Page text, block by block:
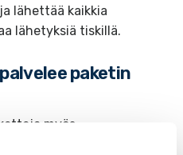
lähettää kaikkia
lähetyksiä tiskillä.
paketin
myös
verkkokaupassa